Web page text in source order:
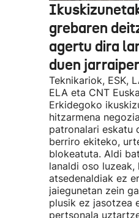
grebaren
agertu dira
duen
Teknikariok, ESK,
ELA eta CNT
Erkidegoko
hitzarmena
patronalari eskatu
berriro ekiteko,
blokeatuta. Aldi
lanaldi oso
atsedenaldiak ez
jaiegunetan zein
plusik ez jasotzea
pertsonala